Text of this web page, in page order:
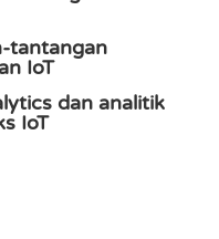
tantangan
IoT
dan analitik
IoT